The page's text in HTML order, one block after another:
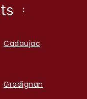
:
Cadaujac
Gradignan